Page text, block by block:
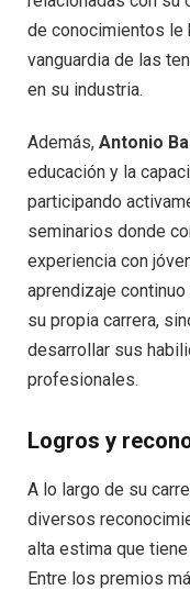
de conocimientos le
vanguardia de las
en su industria.
Además, Antonio
educación y la
participando
seminarios donde
experiencia con
aprendizaje
su propia carrera,
desarrollar sus
profesionales.
Logros y
A lo largo de su
diversos
alta estima que
Entre los premios